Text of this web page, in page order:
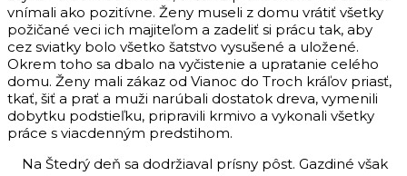
vnímali ako pozitívne. Ženy museli z domu vrátiť všetky
požičané veci ich majiteľom a zadeliť si prácu tak, aby
cez sviatky bolo všetko šatstvo vysušené a uložené.
Okrem toho sa dbalo na vyčistenie a upratanie celého
domu. Ženy mali zákaz od Vianoc do Troch kráľov priasť,
tkať, šiť a prať a muži narúbali dostatok dreva, vymenili
dobytku podstieľku, pripravili krmivo a vykonali všetky
práce s viacdenným predstihom.
Na Štedrý deň sa dodržiaval prísny pôst. Gazdiné však